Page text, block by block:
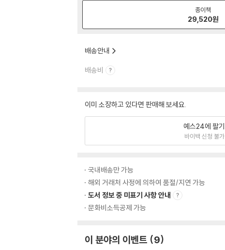
종이책
29,520원
배송안내
배송비
이미 소장하고 있다면 판매해 보세요.
예스24에 팔기
바이백 신청 불가
국내배송만 가능
해외 거래처 사정에 의하여 품절/지연 가능
도서 정보 중 미표기 사항 안내
문화비소득공제 가능
이 분야의 이벤트 9